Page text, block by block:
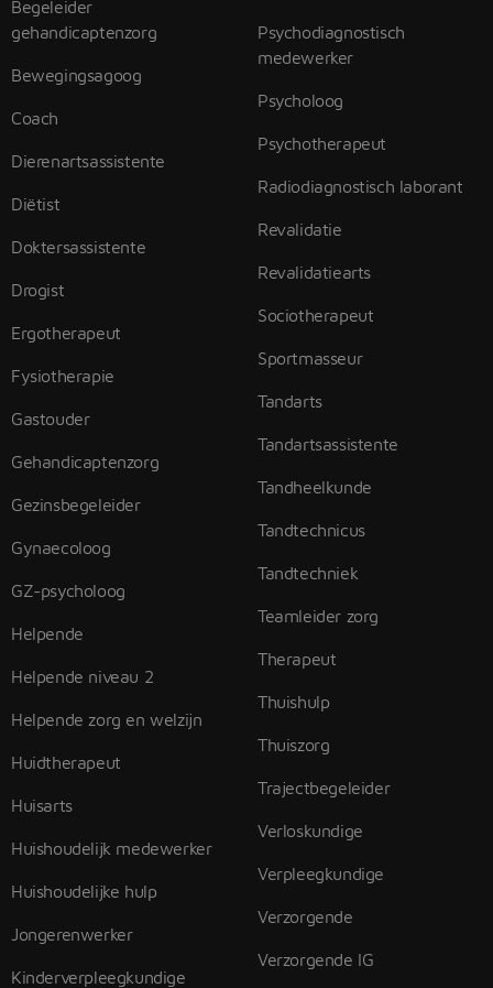
Begeleider
gehandicaptenzorg
Bewegingsagoog
Coach
Dierenartsassistente
Diëtist
Doktersassistente
Drogist
Ergotherapeut
Fysiotherapie
Gastouder
Gehandicaptenzorg
Gezinsbegeleider
Gynaecoloog
GZ-psycholoog
Helpende
Helpende niveau 2
Helpende zorg en welzijn
Huidtherapeut
Huisarts
Huishoudelijk medewerker
Huishoudelijke hulp
Jongerenwerker
Kinderverpleegkundige
Psychodiagnostisch
medewerker
Psycholoog
Psychotherapeut
Radiodiagnostisch laborant
Revalidatie
Revalidatiearts
Sociotherapeut
Sportmasseur
Tandarts
Tandartsassistente
Tandheelkunde
Tandtechnicus
Tandtechniek
Teamleider zorg
Therapeut
Thuishulp
Thuiszorg
Trajectbegeleider
Verloskundige
Verpleegkundige
Verzorgende
Verzorgende IG